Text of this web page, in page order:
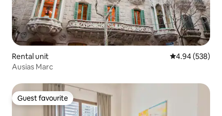
Rental unit 4.94 out of 5
4.94 (538)
Ausias Marc
Guest favourite
Guest favourite